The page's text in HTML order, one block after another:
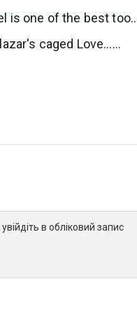
is one of the best
caged Love......
в обліковий запис